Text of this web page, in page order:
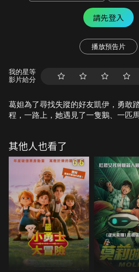
請先登入
播放預告片
我的星等
影片給分
葛妲為了尋找失蹤的好友凱伊，勇敢
程，一路上，她遇見了一隻鵝、一匹
凱伊被冰雪壞皇后擄走，囚禁在北國
終，葛妲能否與凱伊攜手逃出險境，
回到家園呢？
其他人也看了
6.6